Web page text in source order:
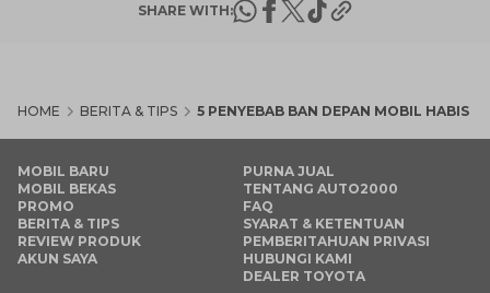
SHARE WITH:
HOME BERITA & TIPS 5 PENYEBAB BAN DEPAN MOBIL HABIS
MOBIL BARU
MOBIL BEKAS
PROMO
BERITA & TIPS
REVIEW PRODUK
AKUN SAYA
PURNA JUAL
TENTANG AUTO2000
FAQ
SYARAT & KETENTUAN
PEMBERITAHUAN PRIVASI
HUBUNGI KAMI
DEALER TOYOTA